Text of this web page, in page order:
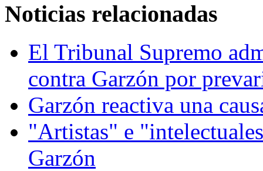
Noticias relacionadas
El Tribunal Supremo
contra Garzón por
Garzón reactiva una
"Artistas" e
Garzón